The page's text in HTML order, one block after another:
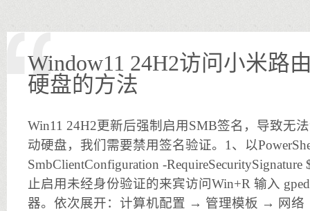
Window11 24H2访问小米路
硬盘的方法
Win11 24H2更新后强制启用SMB签名，导致无
动硬盘，我们需要禁用签名验证。1、以
SmbClientConfiguration -
止启用未经身份验证的来宾访问Win+R 输入
器。依次展开：计算机配置 → 管理模板 → 网络